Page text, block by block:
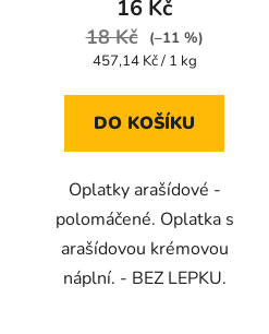
je
5,0
5
16 Kč
18 Kč
(–11 %)
Měrná
457,14 Kč / 1 kg
DO KOŠÍKU
Oplatky arašídové -
polomáčené. Oplatka s
arašídovou krémovou
náplní. - BEZ LEPKU.